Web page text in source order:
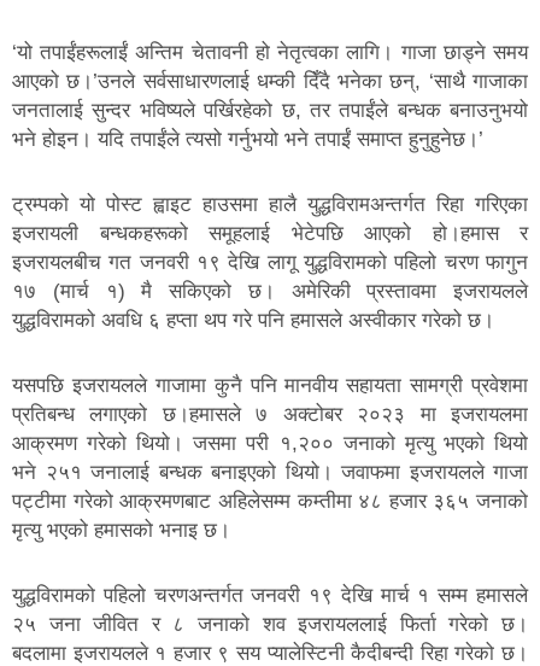
‘यो तपाईंहरूलाईं अन्तिम चेतावनी हो नेतृत्वका लागि। गाजा छाड्ने समय
आएको छ।’उनले सर्वसाधारणलाई धम्की दिँदै भनेका छन्, ‘साथै गाजाका
जनतालाई सुन्दर भविष्यले पर्खिरहेको छ, तर तपाईंले बन्धक बनाउनुभयो
भने होइन। यदि तपाईंले त्यसो गर्नुभयो भने तपाईं समाप्त हुनुहुनेछ।’
ट्रम्पको यो पोस्ट ह्वाइट हाउसमा हालै युद्धविरामअन्तर्गत रिहा गरिएका
इजरायली बन्धकहरूको समूहलाई भेटेपछि आएको हो।हमास र
इजरायलबीच गत जनवरी १९ देखि लागू युद्धविरामको पहिलो चरण फागुन
१७ (मार्च १) मै सकिएको छ। अमेरिकी प्रस्तावमा इजरायलले
युद्धविरामको अवधि ६ हप्ता थप गरे पनि हमासले अस्वीकार गरेको छ।
यसपछि इजरायलले गाजामा कुनै पनि मानवीय सहायता सामग्री प्रवेशमा
प्रतिबन्ध लगाएको छ।हमासले ७ अक्टोबर २०२३ मा इजरायलमा
आक्रमण गरेको थियो। जसमा परी १,२०० जनाको मृत्यु भएको थियो
भने २५१ जनालाई बन्धक बनाइएको थियो। जवाफमा इजरायलले गाजा
पट्टीमा गरेको आक्रमणबाट अहिलेसम्म कम्तीमा ४८ हजार ३६५ जनाको
मृत्यु भएको हमासको भनाइ छ।
युद्धविरामको पहिलो चरणअन्तर्गत जनवरी १९ देखि मार्च १ सम्म हमासले
२५ जना जीवित र ८ जनाको शव इजरायललाई फिर्ता गरेको छ।
बदलामा इजरायलले १ हजार ९ सय प्यालेस्टिनी कैदीबन्दी रिहा गरेको छ।